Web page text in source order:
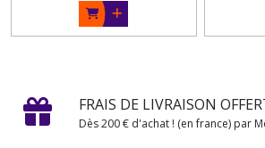
FRAIS DE LIVRAISON
Dès 200 € d'achat ! (en france) par